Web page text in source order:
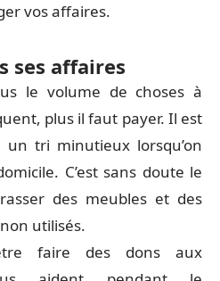
vos affaires.
ses affaires
le volume de choses à
plus il faut payer. Il est
tri minutieux lorsqu’on
C’est sans doute le
des meubles et des
utilisés.
faire des dons aux